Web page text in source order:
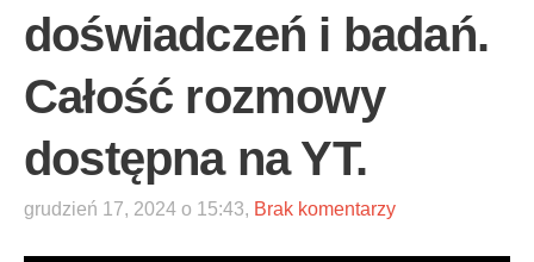
doświadczeń i badań.
Całość rozmowy
dostępna na YT.
grudzień 17, 2024 o 15:43, Brak komentarzy